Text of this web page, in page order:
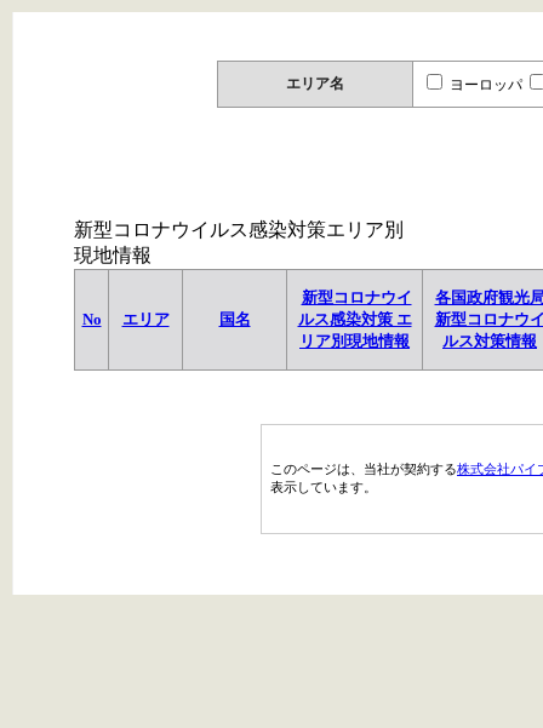
エリア名 ヨーロッパ
新型コロナウイルス感染対策エリア別
現地情報
No エリア 国名
新型コロナウイ
ルス感染対策 エ
リア別現地情報
各国政府観光
新型コロナウ
ルス対策情報
このページは、当社が契約する株式会社パイ
表示しています。